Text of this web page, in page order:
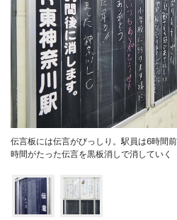
伝言板には伝言がびっしり。駅員は6時間
時間がたった伝言を黒板消しで消していく